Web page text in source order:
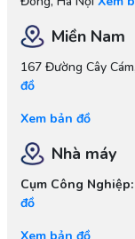
Miền Nam
167 Đường Cây
đồ
Xem bản đồ
Nhà máy
Cụm Công Nghiệp:
đồ